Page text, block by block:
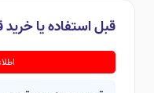
قبل استفاده یا